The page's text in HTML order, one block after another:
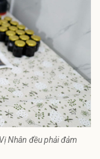
Nhân đều phải đảm